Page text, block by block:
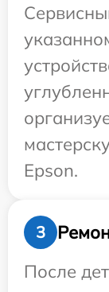
Epson.
3
После